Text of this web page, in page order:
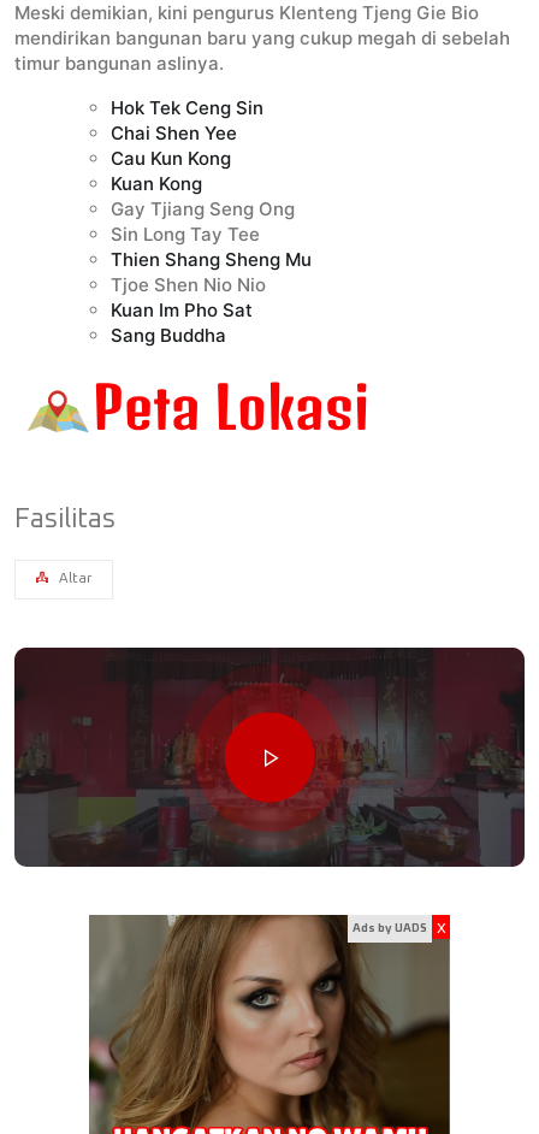
Meski demikian, kini pengurus Klenteng Tjeng Gie Bio
mendirikan bangunan baru yang cukup megah di sebelah
timur bangunan aslinya.
Hok Tek Ceng Sin
Chai Shen Yee
Cau Kun Kong
Kuan Kong
Gay Tjiang Seng Ong
Sin Long Tay Tee
Thien Shang Sheng Mu
Tjoe Shen Nio Nio
Kuan Im Pho Sat
Sang Buddha
Fasilitas
Altar
Ads by UADS x